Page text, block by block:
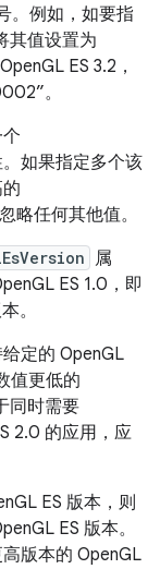
。例如，如要指
其值设置为
ES 3.2，
。
。如果指定多个该
略任何其他值。
属
ES 1.0，即
。
定的 OpenGL
值更低的
同时需要
2.0 的应用，应
ES 版本，则
ES 版本。
版本的 OpenGL